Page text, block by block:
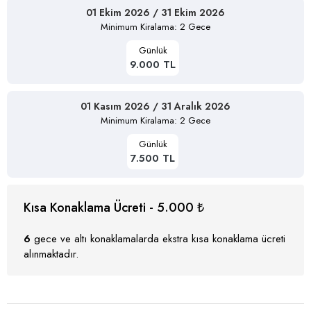
01 Ekim 2026 / 31 Ekim 2026
Minimum Kiralama: 2 Gece
Günlük
9.000 TL
01 Kasım 2026 / 31 Aralık 2026
Minimum Kiralama: 2 Gece
Günlük
7.500 TL
Kısa Konaklama Ücreti - 5.000 ₺
6 gece ve altı konaklamalarda ekstra kısa konaklama ücreti
alınmaktadır.